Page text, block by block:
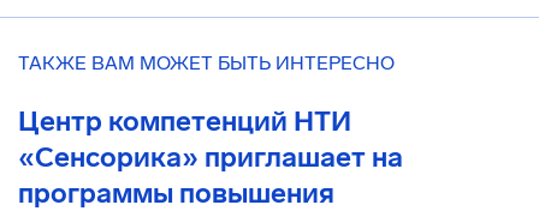
ТАКЖЕ ВАМ МОЖЕТ БЫТЬ ИНТЕРЕСНО
Центр компетенций НТИ
«Сенсорика» приглашает на
программы повышения